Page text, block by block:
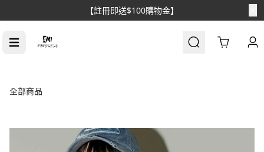
【消費滿$1688免運】
Cart
全部商品